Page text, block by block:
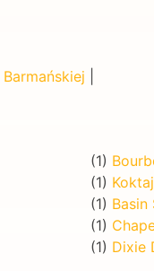
(1)
(1)
(1) Basin
(1)
(1) Dixie